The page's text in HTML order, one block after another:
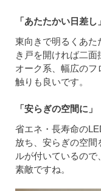
「あたたかい日差し」
東向きで明るくあた
き戸を開ければ二面
オーク系、幅広のフ
触りも良いです。
「安らぎの空間に」
省エネ・長寿命の
放ち、安らぎの空
ルが付いているので
素敵ですね。